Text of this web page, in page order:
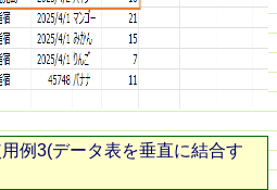
例3(データ表を垂直に結合す